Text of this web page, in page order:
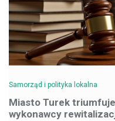
Samorząd i polityka lokalna
Miasto Turek
wykonawcy